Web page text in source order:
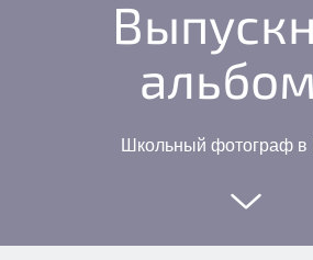
Школьный фотограф в